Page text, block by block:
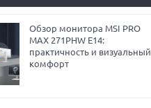
Обзор монитора MSI PRO
MAX 271PHW E14:
практичность и визуальный
комфорт